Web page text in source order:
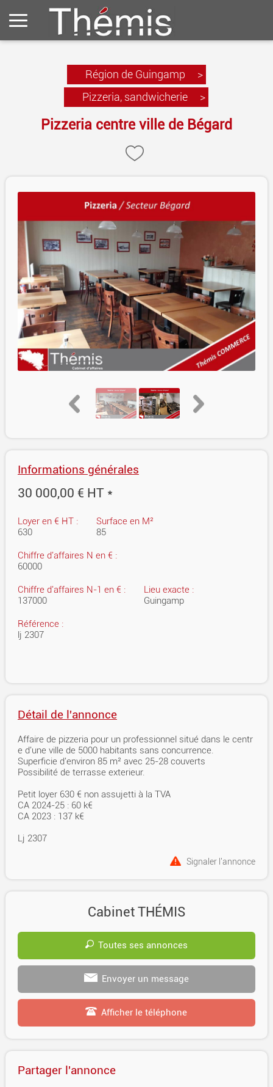
Région de Guingamp
>
Pizzeria, sandwicherie
>
Pizzeria centre ville de Bégard
Informations générales
30 000,00 € HT *
Loyer en € HT :
630
Surface en M²
85
Chiffre d'affaires N en € :
60000
Chiffre d'affaires N-1 en € :
137000
Lieu exacte :
Guingamp
Référence :
lj 2307
Détail de l'annonce
Affaire de pizzeria pour un professionnel situé dans le centr
e d'une ville de 5000 habitants sans concurrence.
Superficie d'environ 85 m² avec 25-28 couverts
Possibilité de terrasse exterieur.
Petit loyer 630 € non assujetti à la TVA
CA 2024-25 : 60 k€
CA 2023 : 137 k€
Lj 2307
Signaler l'annonce
Cabinet THÉMIS
Toutes ses annonces
Envoyer un message
Afficher le téléphone
Partager l'annonce